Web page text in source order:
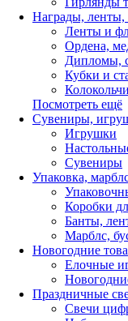
Награды,
Ленты и
Ордена,
Дипломы,
Кубки и
Посмотреть ещё
Сувениры,
Игрушки
Сувениры
Упаковка,
Коробки
Банты,
Марблс,
Новогодние
Елочные
Праздничные
Свечи